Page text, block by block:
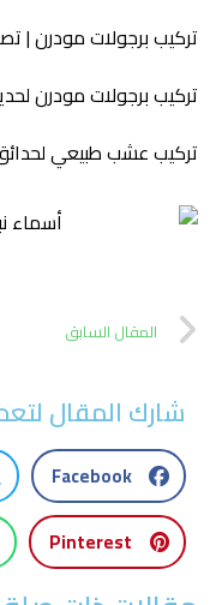
تركيب برجولات مودرن |
تركيب برجولات مودرن
تركيب عشب طبيعي
المقال السابق
شارك المقال
Facebook
Pinterest